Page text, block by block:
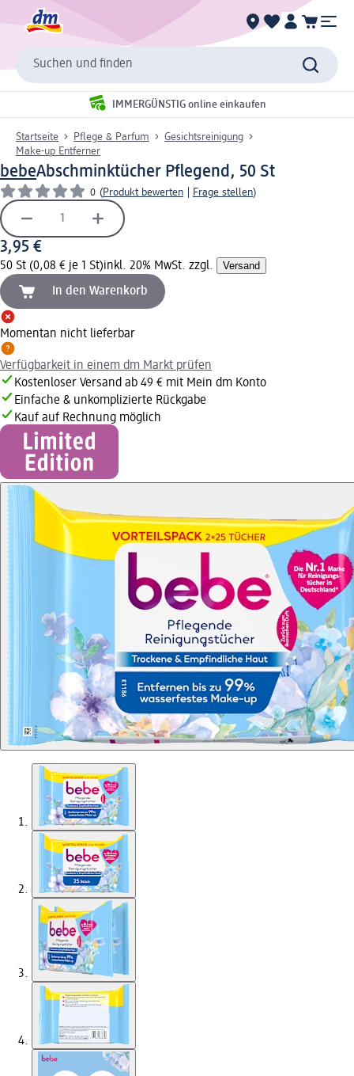
Suchen und finden
IMMERGÜNSTIG online einkaufen
Startseite Pflege & Parfum
Gesichtsreinigung
Make-up Entferner
bebeAbschminktücher Pflegend, 50 St
0 (Produkt bewerten Frage stellen)
3,95 €
50 St (0,08 € je 1 St)inkl. 20% MwSt. zzgl. Versand
In den Warenkorb
Momentan nicht lieferbar
Verfügbarkeit in einem dm Markt prüfen
Kostenloser Versand ab 49 € mit Mein dm Konto
Einfache & unkomplizierte Rückgabe
Kauf auf Rechnung möglich